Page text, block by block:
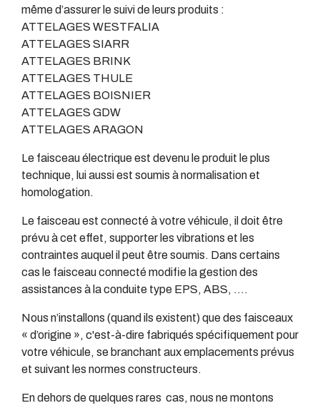
même d’assurer le suivi de leurs produits :
ATTELAGES WESTFALIA
ATTELAGES SIARR
ATTELAGES BRINK
ATTELAGES THULE
ATTELAGES BOISNIER
ATTELAGES GDW
ATTELAGES ARAGON
Le faisceau électrique est devenu le produit le plus
technique, lui aussi est soumis à normalisation et
homologation.
Le faisceau est connecté à votre véhicule, il doit être
prévu à cet effet, supporter les vibrations et les
contraintes auquel il peut être soumis. Dans certains
cas le faisceau connecté modifie la gestion des
assistances à la conduite type EPS, ABS, ….
Nous n’installons (quand ils existent) que des faisceaux
« d’origine », c'est-à-dire fabriqués spécifiquement pour
votre véhicule, se branchant aux emplacements prévus
et suivant les normes constructeurs.
En dehors de quelques rares cas, nous ne montons